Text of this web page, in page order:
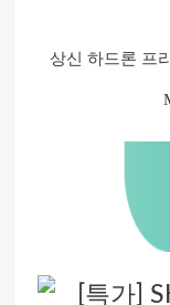
상신 하드론 프